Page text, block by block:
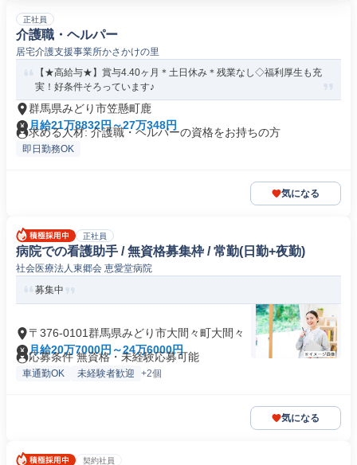
正社員
介護職・ヘルパー
居宅介護支援事業所かさかけの里
【★高給与★】賞与4.40ヶ月＊土日休み＊残業なし◇福利厚生も充
実！好条件そろっています♪
群馬県みどり市笠懸町鹿
月給21万8832円～27万348円
求める人材: 介護職・ヘルパーの資格をお持ちの方
即日勤務OK
気になる
正社員
病院での看護助手 / 無資格募集枠 / 常勤(日勤+夜勤)
社会医療法人東郷会 恵愛堂病院
募集中
〒376-0101群馬県みどり市大間々町大間々
月給20万7000円～24万6000円
応募条件 無資格・未経験応募可能
車通勤OK 未経験者歓迎 +2個
気になる
契約社員